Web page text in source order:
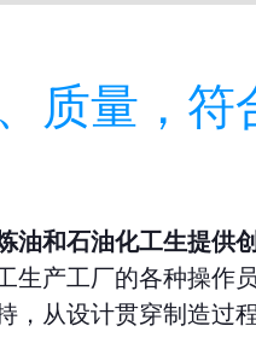
质量，
和石油化工生提供创
产工厂的各种操作员
从设计贯穿制造过